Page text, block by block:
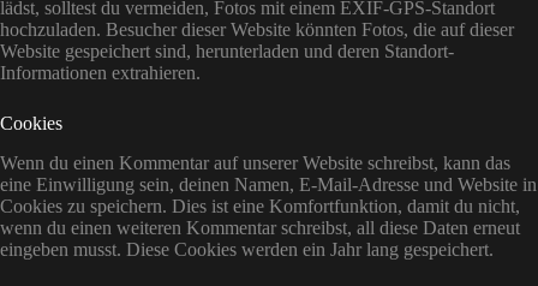
lädst, solltest du vermeiden, Fotos mit einem EXIF-GPS-Standort
hochzuladen. Besucher dieser Website könnten Fotos, die auf dieser
Website gespeichert sind, herunterladen und deren Standort-
Informationen extrahieren.
Cookies
Wenn du einen Kommentar auf unserer Website schreibst, kann das
eine Einwilligung sein, deinen Namen, E-Mail-Adresse und Website in
Cookies zu speichern. Dies ist eine Komfortfunktion, damit du nicht,
wenn du einen weiteren Kommentar schreibst, all diese Daten erneut
eingeben musst. Diese Cookies werden ein Jahr lang gespeichert.